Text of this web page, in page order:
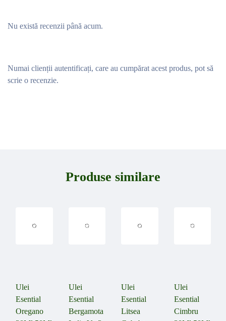
Nu există recenzii până acum.
Numai clienții autentificați, care au cumpărat acest produs, pot să
scrie o recenzie.
Produse similare
Ulei
Esential
Oregano
Ulei
Esential
Bergamota
Ulei
Esential
Litsea
Ulei
Esential
Cimbru